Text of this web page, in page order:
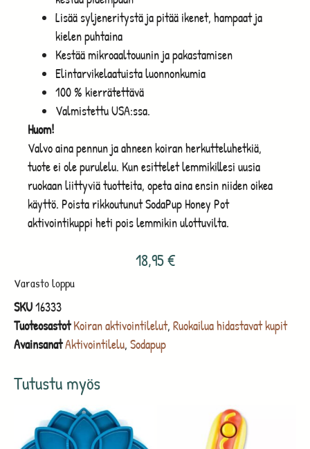
Tutustu myös
Lisää syljeneritystä ja pitää ikenet, hampaat ja
kielen puhtaina
Kestää mikroaaltouunin ja pakastamisen
Elintarvikelaatuista luonnonkumia
100 % kierrätettävä
Valmistettu USA:ssa.
Huom!
Valvo aina pennun ja ahneen koiran herkutteluhetkiä,
tuote ei ole purulelu. Kun esittelet lemmikillesi uusia
ruokaan liittyviä tuotteita, opeta aina ensin niiden oikea
käyttö. Poista rikkoutunut SodaPup Honey Pot
aktivointikuppi heti pois lemmikin ulottuvilta.
18,95€
Varasto loppu
SKU16333
Tuoteosastot Koiran aktivointilelut, Ruokailua hidastavat kupit
AvainsanatAktivointilelu, Sodapup